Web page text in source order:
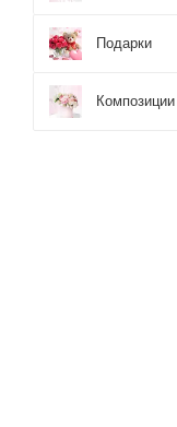
Подарки
Композиции